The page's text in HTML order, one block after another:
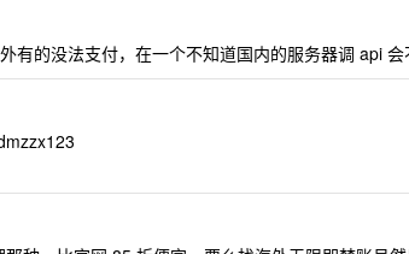
有的没法支付，在一个不知道国内的服务器调 api 会